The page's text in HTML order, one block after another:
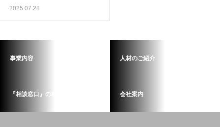
2025.07.28
事業内容 人材のご紹介
『相談窓口』の相談業務 会社案内